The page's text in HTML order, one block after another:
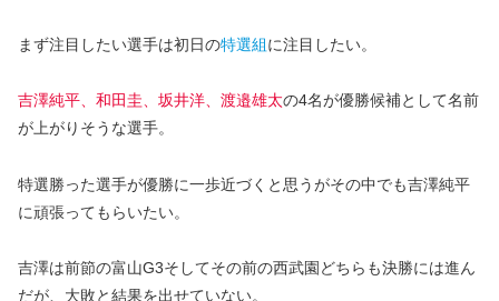
まず注目したい選手は初日の特選組に注目したい。
吉澤純平、和田圭、坂井洋、渡邉雄太の4名が優勝候補として名前
が上がりそうな選手。
特選勝った選手が優勝に一歩近づくと思うがその中でも吉澤純平
に頑張ってもらいたい。
吉澤は前節の富山G3そしてその前の西武園どちらも決勝には進ん
だが、大敗と結果を出せていない。